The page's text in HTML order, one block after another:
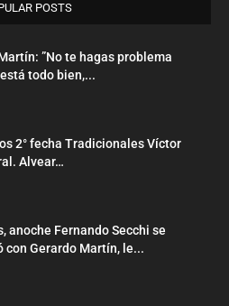
POSTS
”No te hagas problema
todo bien,...
2° fecha Tradicionales Víctor
Alvear…
anoche Fernando Secchi se
con Gerardo Martín, le...